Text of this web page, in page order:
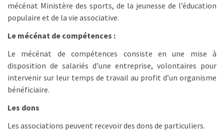
mécénat Ministère des sports, de la jeunesse de l’éducation
populaire et de la vie associative.
Le mécénat de compétences :
Le mécénat de compétences consiste en une mise à
disposition de salariés d’une entreprise, volontaires pour
intervenir sur leur temps de travail au profit d’un organisme
bénéficiaire.
Les dons
Les associations peuvent recevoir des dons de particuliers.